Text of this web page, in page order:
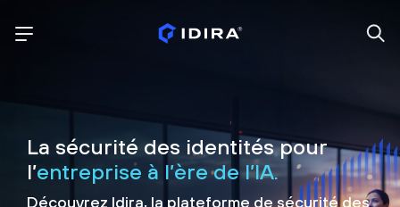
La sécurité des identités pour
l’entreprise à l’ère de l’IA.
Découvrez Idira, la plateforme de sécuritédes